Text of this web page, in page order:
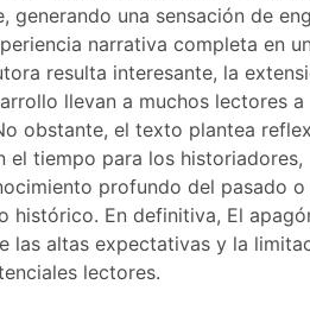
una sensación de
narrativa completa en
resulta interesante, la
llevan a muchos lectores a
obstante, el texto plantea
el tiempo para los historiadores,
profundo del pasado o
histórico. En definitiva, El
las altas expectativas y la
lectores.